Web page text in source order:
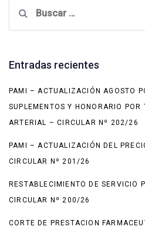
Entradas recientes
PAMI – ACTUALIZACIÓN AGOSTO
SUPLEMENTOS Y HONORARIO POR
ARTERIAL – CIRCULAR Nº 202/26
PAMI – ACTUALIZACIÓN DEL
CIRCULAR Nº 201/26
RESTABLECIMIENTO DE SERVICIO
CIRCULAR Nº 200/26
CORTE DE PRESTACION